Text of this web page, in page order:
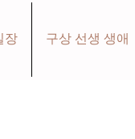
장 구상 선생 생애